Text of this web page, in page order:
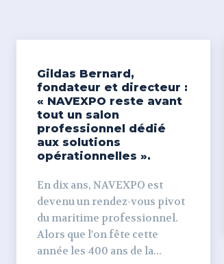
Gildas Bernard,
fondateur et directeur :
« NAVEXPO reste avant
tout un salon
professionnel dédié
aux solutions
opérationnelles ».
En dix ans, NAVEXPO est
devenu un rendez-vous pivot
du maritime professionnel.
Alors que l'on fête cette
année les 400 ans de la...